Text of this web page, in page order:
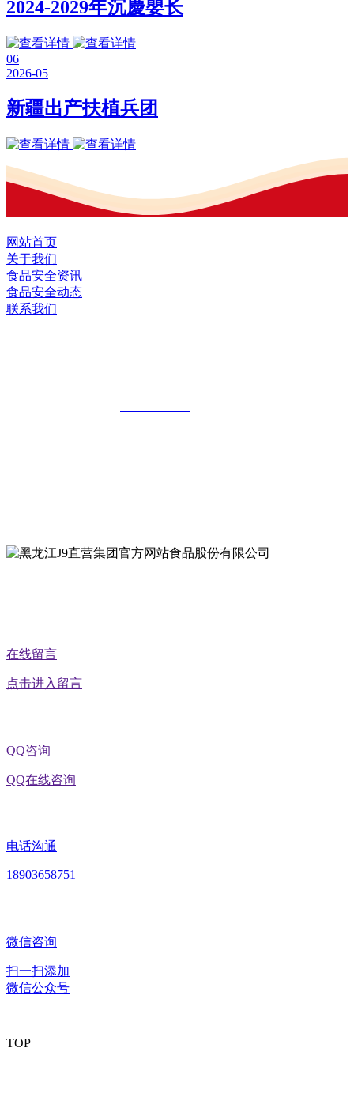
2024-2029年沉慶嬰长
06
2026-05
新疆出产扶植兵团
网站首页
关于我们
食品安全资讯
食品安全动态
联系我们
在线留言
点击进入留言
QQ咨询
QQ在线咨询
电话沟通
18903658751
微信咨询
扫一扫添加
微信公众号
TOP